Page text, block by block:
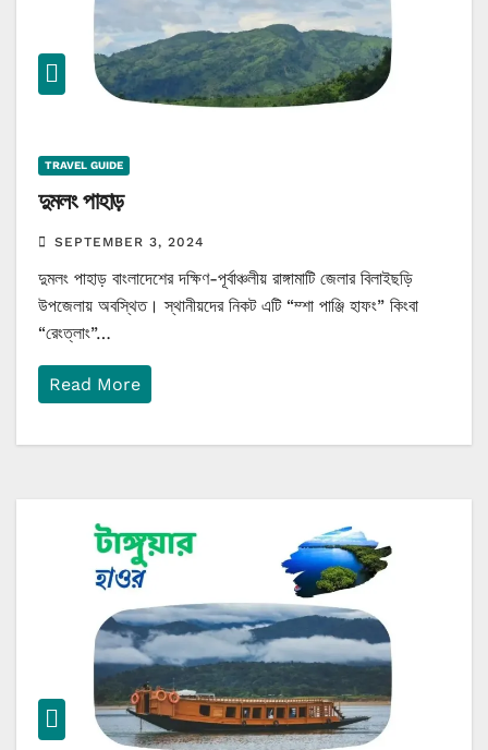
TRAVEL GUIDE
দুমলং পাহাড়
SEPTEMBER 3, 2024
দুমলং পাহাড় বাংলাদেশের দক্ষিণ-পূর্বাঞ্চলীয় রাঙ্গামাটি জেলার বিলাইছড়ি
উপজেলায় অবস্থিত। স্থানীয়দের নিকট এটি “ম্শা পাঞ্জি হাফং” কিংবা
“রেংত্লাং”…
Read More